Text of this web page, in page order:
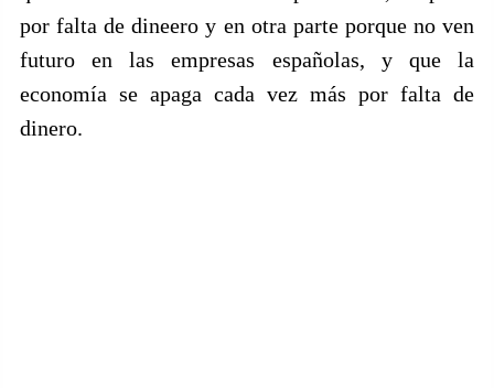
por falta de dineero y en otra parte porque no ven
futuro en las empresas españolas, y que la
economía se apaga cada vez más por falta de
dinero.